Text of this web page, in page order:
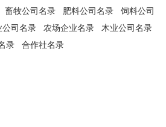
畜牧公司名录 肥料公司名录
饲料公司
公司名录 农场企业名录
木业公司名录
录 合作社名录